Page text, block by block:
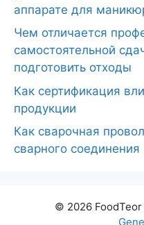
аппарате для
Чем отличается
самостоятельной
подготовить отходы
Как сертификация
продукции
Как сварочная
сварного соединения
© 2026 FoodTeor